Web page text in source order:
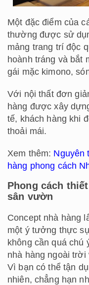
Một đặc điểm của
thường được sử
mảng trang trí độc
hoành tráng và bắt
gái mặc kimono,
Với nội thất đơn
hàng được xây
tế, khách hàng khi
thoải mái.
Xem thêm: Nguyên
hàng phong cách
Phong cách
sân vườn
Concept nhà hàng
một ý tưởng thực
không cần quá chú
nhà hàng ngoài
Vì bạn có thể tận
nhiên, chẳng hạn